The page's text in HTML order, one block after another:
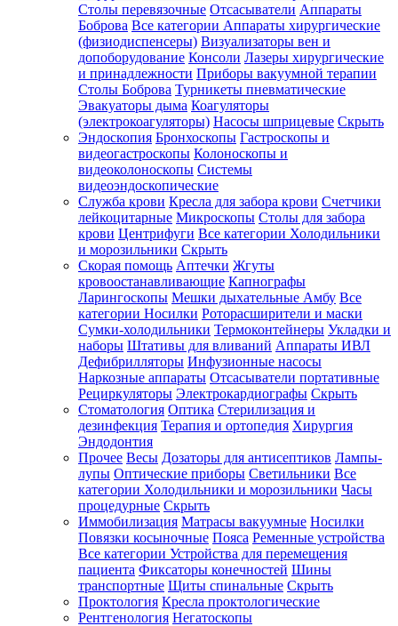
Столы перевязочные Отсасыватели Аппараты
Боброва Все категории Аппараты хирургические
(физиодиспенсеры) Визуализаторы вен и
допоборудование Консоли Лазеры хирургические
и принадлежности Приборы вакуумной терапии
Столы Боброва Турникеты пневматические
Эвакуаторы дыма Коагуляторы
(электрокоагуляторы) Насосы шприцевые Скрыть
Эндоскопия Бронхоскопы Гастроскопы и
видеогастроскопы Колоноскопы и
видеоколоноскопы Системы
видеоэндоскопические
Служба крови Кресла для забора крови Счетчики
лейкоцитарные Микроскопы Столы для забора
крови Центрифуги Все категории Холодильники
и морозильники Скрыть
Скорая помощь Аптечки Жгуты
кровоостанавливающие Капнографы
Ларингоскопы Мешки дыхательные Амбу Все
категории Носилки Роторасширители и маски
Сумки-холодильники Термоконтейнеры Укладки и
наборы Штативы для вливаний Аппараты ИВЛ
Дефибрилляторы Инфузионные насосы
Наркозные аппараты Отсасыватели портативные
Рециркуляторы Электрокардиографы Скрыть
Стоматология Оптика Стерилизация и
дезинфекция Терапия и ортопедия Хирургия
Эндодонтия
Прочее Весы Дозаторы для антисептиков Лампы-
лупы Оптические приборы Светильники Все
категории Холодильники и морозильники Часы
процедурные Скрыть
Иммобилизация Матрасы вакуумные Носилки
Повязки косыночные Пояса Ременные устройства
Все категории Устройства для перемещения
пациента Фиксаторы конечностей Шины
транспортные Щиты спинальные Скрыть
Проктология Кресла проктологические
Рентгенология Негатоскопы